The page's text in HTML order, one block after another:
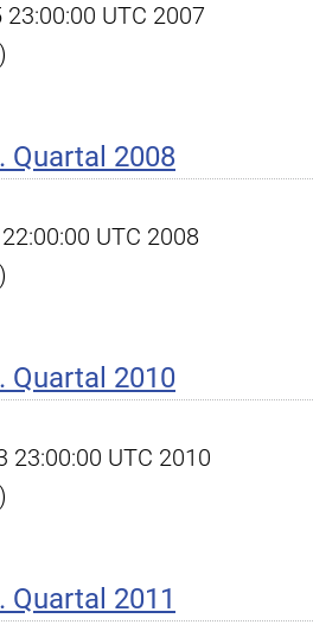
UTC 2007
Quartal 2008
UTC 2008
Quartal 2010
23:00:00 UTC 2010
Quartal 2011